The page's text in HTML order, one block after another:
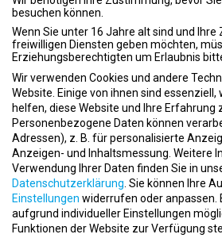
oder Vollzeit – 20 bis 40
event17.12.2024
apartment AquaKinetics GmbH Bewegung
placeTeningen
Ausbildung zum Kaufmann/
Büromanagement (m/w/d) –
Karriere in Dorsten!
besuchen können.
Wenn Sie unter 16 Jahre alt sind und
freiwilligen Diensten geben möchten,
Erziehungsberechtigten um Erlaubnis
Wir verwenden Cookies und andere
Website. Einige von ihnen sind
helfen, diese Website und Ihre Erfahrung
Personenbezogene Daten können
Adressen), z. B. für personalisierte
Anzeigen- und Inhaltsmessung. Weitere
Verwendung Ihrer Daten finden Sie in
Datenschutzerklärung Sie können Ihre
Einstellungen widerrufen oder anpassen.
aufgrund individueller Einstellungen
Funktionen der Website zur Verfügung